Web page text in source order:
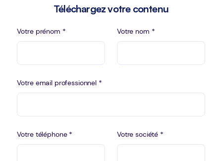
Téléchargez votre contenu
Votre prénom * Votre nom *
Votre email professionnel *
Votre téléphone * Votre société *